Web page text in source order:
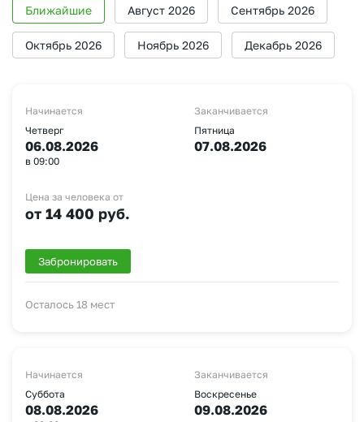
Ближайшие Август 2026 Сентябрь 2026
Октябрь 2026 Ноябрь 2026 Декабрь 2026
Начинается
Четверг
06.08.2026
в 09:00
Заканчивается
Пятница
07.08.2026
Цена за человека от
от 14 400 руб.
Забронировать
Осталось 18 мест
Начинается
Суббота
08.08.2026
Заканчивается
Воскресенье
09.08.2026